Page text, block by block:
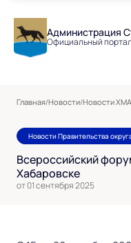
Администрация
Официальный
Главная/Новости/Новости
Новости Правительства
Всероссийский
Хабаровске
от 01 сентября 2025